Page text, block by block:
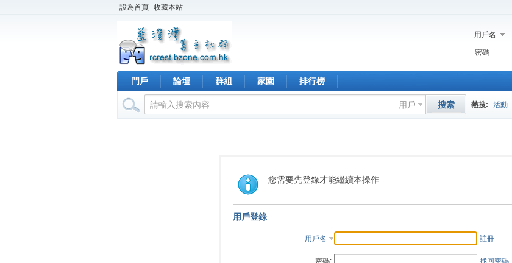
設為首頁 收藏本站
用戶名
密碼
門戶 論壇 群組 家園 排行榜
用戶 搜索 熱搜: 活動
您需要先登錄才能繼續本操作
用戶登錄
用戶名 註冊
密碼: 找回密碼